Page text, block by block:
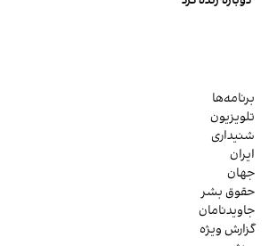
برنامه‌ها
تلویزیون
شنیداری
ایران
جهان
حقوق بشر
جاویدنامان
گزارش ویژه